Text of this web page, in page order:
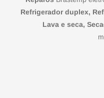
Refrigerador duplex,
Lava e seca,